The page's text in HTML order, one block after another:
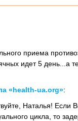
приема
идет 5 день...а
«health-ua.org»:
Наталья! Если
цикла, то